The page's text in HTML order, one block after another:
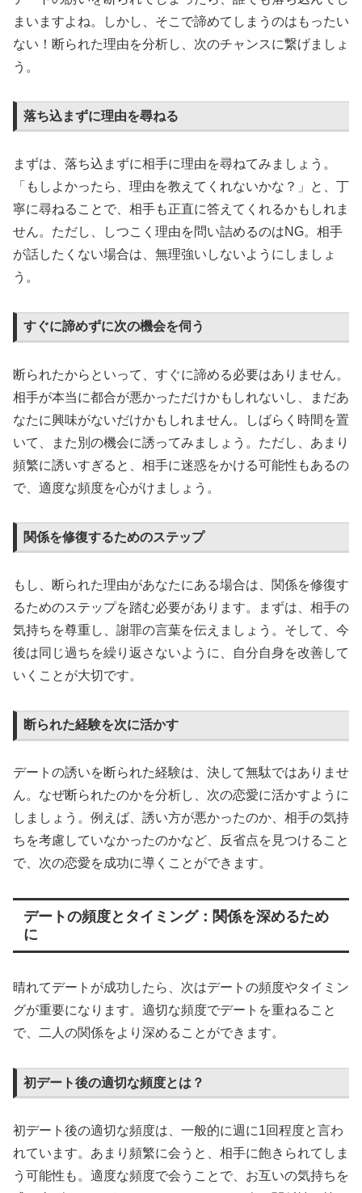
まいますよね。しかし、そこで諦めてしまうのはもったい
ない！断られた理由を分析し、次のチャンスに繋げましょ
う。
落ち込まずに理由を尋ねる
まずは、落ち込まずに相手に理由を尋ねてみましょう。
「もしよかったら、理由を教えてくれないかな？」と、丁
寧に尋ねることで、相手も正直に答えてくれるかもしれま
せん。ただし、しつこく理由を問い詰めるのはNG。相手
が話したくない場合は、無理強いしないようにしましょ
う。
すぐに諦めずに次の機会を伺う
断られたからといって、すぐに諦める必要はありません。
相手が本当に都合が悪かっただけかもしれないし、まだあ
なたに興味がないだけかもしれません。しばらく時間を置
いて、また別の機会に誘ってみましょう。ただし、あまり
頻繁に誘いすぎると、相手に迷惑をかける可能性もあるの
で、適度な頻度を心がけましょう。
関係を修復するためのステップ
もし、断られた理由があなたにある場合は、関係を修復す
るためのステップを踏む必要があります。まずは、相手の
気持ちを尊重し、謝罪の言葉を伝えましょう。そして、今
後は同じ過ちを繰り返さないように、自分自身を改善して
いくことが大切です。
断られた経験を次に活かす
デートの誘いを断られた経験は、決して無駄ではありませ
ん。なぜ断られたのかを分析し、次の恋愛に活かすように
しましょう。例えば、誘い方が悪かったのか、相手の気持
ちを考慮していなかったのかなど、反省点を見つけること
で、次の恋愛を成功に導くことができます。
デートの頻度とタイミング：関係を深めるため
に
晴れてデートが成功したら、次はデートの頻度やタイミン
グが重要になります。適切な頻度でデートを重ねること
で、二人の関係をより深めることができます。
初デート後の適切な頻度とは？
初デート後の適切な頻度は、一般的に週に1回程度と言わ
れています。あまり頻繁に会うと、相手に飽きられてしま
う可能性も。適度な頻度で会うことで、お互いの気持ちを